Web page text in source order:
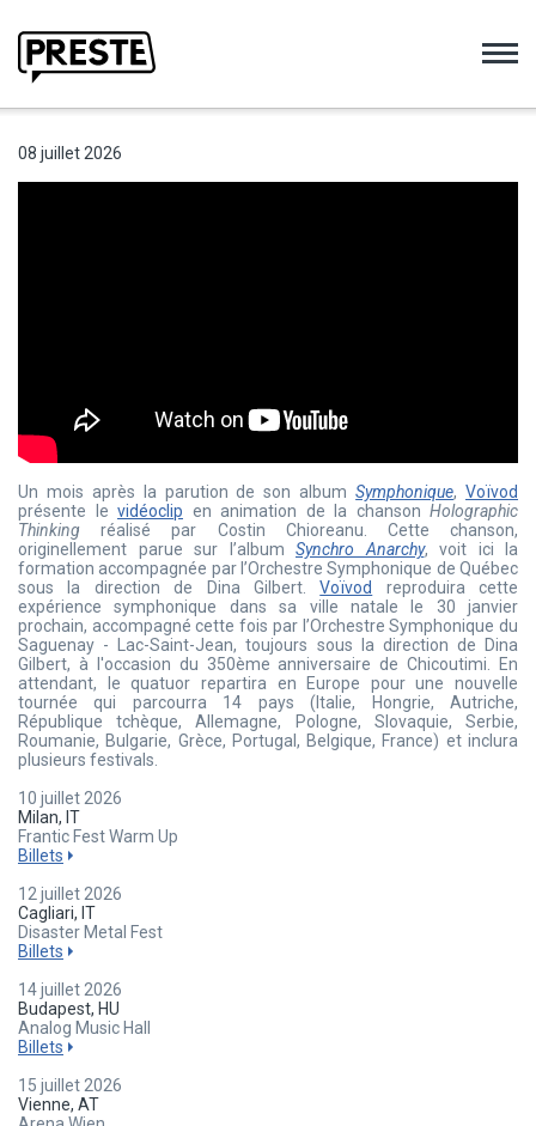
08 juillet 2026
Un mois après la parution de son albumSymphonique,Voïvod
présente le vidéoclip en animation de la chanson Holographic
Thinking réalisé par Costin Chioreanu. Cette chanson,
originellement parue sur l’album Synchro Anarchy, voit ici la
formation accompagnée par l’Orchestre Symphonique de Québec
sous la direction de Dina Gilbert.Voïvod
reproduira cette
expérience symphonique dans sa ville natale le 30 janvier
prochain, accompagné cette fois par l’Orchestre Symphonique du
Saguenay - Lac-Saint-Jean, toujours sous la direction de Dina
Gilbert, à l'occasion du 350ème anniversaire de Chicoutimi. En
attendant, le quatuor repartira en Europe pour une nouvelle
tournée qui parcourra 14 pays (Italie, Hongrie, Autriche,
République tchèque, Allemagne, Pologne, Slovaquie, Serbie,
Roumanie, Bulgarie, Grèce, Portugal, Belgique, France) et inclura
plusieurs festivals.
10 juillet 2026
Milan, IT
Frantic Fest Warm Up
Billets
12 juillet 2026
Cagliari, IT
Disaster Metal Fest
Billets
14 juillet 2026
Budapest, HU
Analog Music Hall
Billets
15 juillet 2026
Vienne, AT